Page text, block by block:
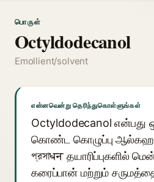
பொருள்
Octyldodecanol
Emollient/solvent
என்னவென்று தெரிந்துகொள்ளுங்கள்
Octyldodecanol என்பது
கொண்ட கொழுப்பு
প্রসাधन தயாரிப்புகளில்
கரைப்பான் மற்றும்